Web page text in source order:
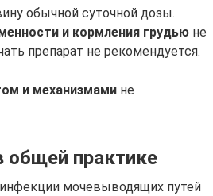
обычной суточной дозы.
и кормления грудью не
препарат не рекомендуется.
и механизмами не
общей практике
мочевыводящих путей